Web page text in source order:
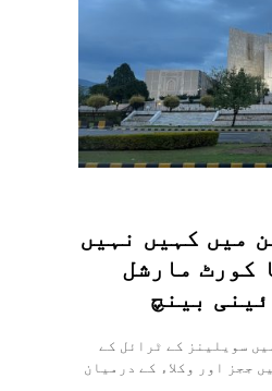
میں کہیں نہیں
کورٹ مارشل
بینچ
سویلینز کے ٹرائل کے
ججز اور وکلاء کے درمیان